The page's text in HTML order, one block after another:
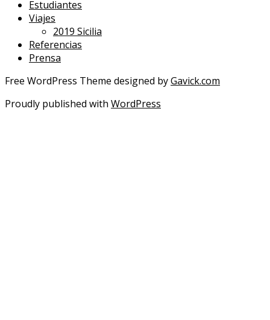
Estudiantes
Viajes
2019 Sicilia
Referencias
Prensa
Free WordPress Theme designed byGavick.com
Proudly published with WordPress